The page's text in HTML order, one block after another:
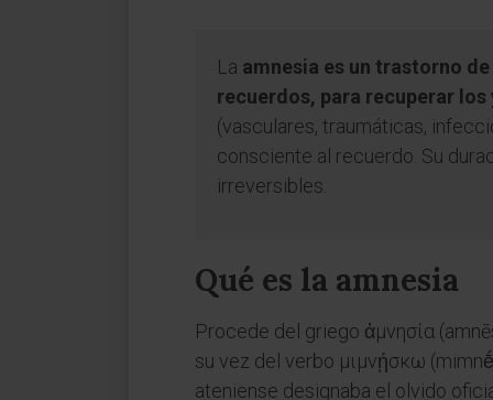
La amnesia es un trastorno de
recuerdos, para recuperar los
(vasculares, traumáticas,
consciente al recuerdo. Su
irreversibles.
Qué es la amnesia
Procede del griego ἀμνησία
su vez del verbo μιμνῄσκω
ateniense designaba el olvido